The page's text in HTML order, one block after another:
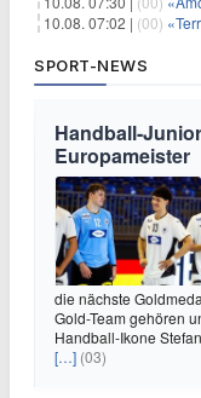
10.08. 07:02 | (00)
SPORT-NEWS
Handball-
Europameister
die nächste
Gold-Team gehören
Handball-Ikone
[…] (03)